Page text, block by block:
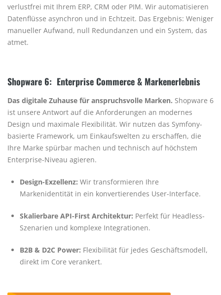
verlustfrei mit Ihrem ERP, CRM oder PIM. Wir automatisieren
Datenflüsse asynchron und in Echtzeit. Das Ergebnis: Weniger
manueller Aufwand, null Redundanzen und ein System, das
atmet.
Shopware 6: Enterprise Commerce& Markenerlebnis
Das digitale Zuhause für anspruchsvolle Marken. Shopware 6
ist unsere Antwort auf die Anforderungen an modernes
Design und maximale Flexibilität. Wir nutzen das Symfony-
basierte Framework, um Einkaufswelten zu erschaffen, die
Ihre Marke spürbar machen und technisch auf höchstem
Enterprise-Niveau agieren.
Design-Exzellenz: Wir transformieren Ihre
Markenidentität in ein konvertierendes User-Interface.
Skalierbare API-First Architektur: Perfekt für Headless-
Szenarien und komplexe Integrationen.
B2B & D2C Power: Flexibilität für jedes Geschäftsmodell,
direkt im Core verankert.